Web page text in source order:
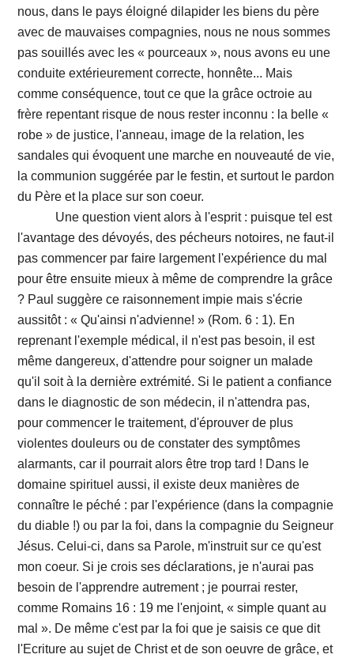
nous, dans le pays éloigné dilapider les biens du père
avec de mauvaises compagnies, nous ne nous sommes
pas souillés avec les « pourceaux », nous avons eu une
conduite extérieurement correcte, honnête... Mais
comme conséquence, tout ce que la grâce octroie au
frère repentant risque de nous rester inconnu : la belle «
robe » de justice, l'anneau, image de la relation, les
sandales qui évoquent une marche en nouveauté de vie,
la communion suggérée par le festin, et surtout le pardon
du Père et la place sur son coeur.
Une question vient alors à l'esprit : puisque tel est
l'avantage des dévoyés, des pécheurs notoires, ne faut-il
pas commencer par faire largement l'expérience du mal
pour être ensuite mieux à même de comprendre la grâce
? Paul suggère ce raisonnement impie mais s'écrie
aussitôt : « Qu'ainsi n'advienne! » (Rom. 6 : 1). En
reprenant l'exemple médical, il n'est pas besoin, il est
même dangereux, d'attendre pour soigner un malade
qu'il soit à la dernière extrémité. Si le patient a confiance
dans le diagnostic de son médecin, il n'attendra pas,
pour commencer le traitement, d'éprouver de plus
violentes douleurs ou de constater des symptômes
alarmants, car il pourrait alors être trop tard ! Dans le
domaine spirituel aussi, il existe deux manières de
connaître le péché : par l'expérience (dans la compagnie
du diable !) ou par la foi, dans la compagnie du Seigneur
Jésus. Celui-ci, dans sa Parole, m'instruit sur ce qu'est
mon coeur. Si je crois ses déclarations, je n'aurai pas
besoin de l'apprendre autrement ; je pourrai rester,
comme Romains 16 : 19 me l'enjoint, « simple quant au
mal ». De même c'est par la foi que je saisis ce que dit
l'Ecriture au sujet de Christ et de son oeuvre de grâce, et